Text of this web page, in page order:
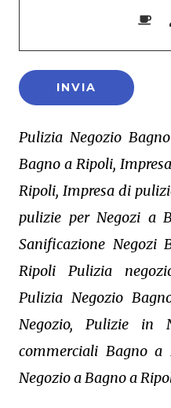
Pulizia Negozio
Bagno a Ripoli,
Ripoli, Impresa di
pulizie per Negozi a
Sanificazione Negozi
Ripoli Pulizia
Pulizia Negozio
Negozio, Pulizie in
commerciali Bagno
Negozio a Bagno a